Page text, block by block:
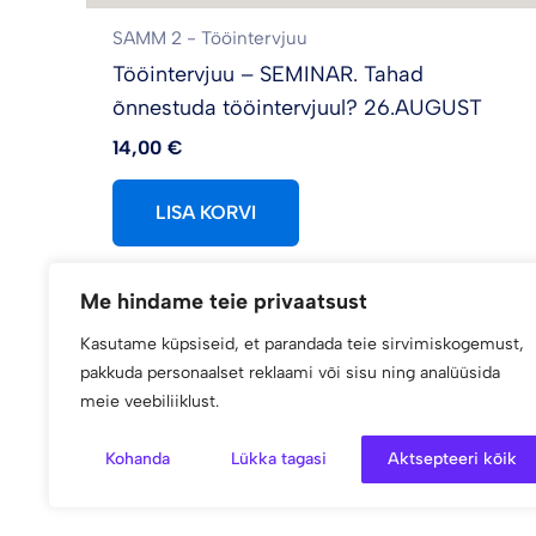
Me hindame teie privaatsust
Kasutame küpsiseid, et parandada teie sirvimiskogemust,
pakkuda personaalset reklaami või sisu ning analüüsida
meie veebiliiklust.
Kohanda Lükka tagasi Aktsepteeri kõik
SAMM 2 - Tööintervjuu
Tööintervjuu – SEMINAR. Tahad
õnnestuda tööintervjuul? 26.AUGUST
14,00 €
LISA KORVI
Vali